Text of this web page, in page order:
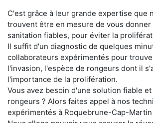
C'est grâce à leur grande expertise que
trouvent être en mesure de vous
sanitation fiables, pour éviter la
Il suffit d'un diagnostic de quelques
collaborateurs expérimentés pour
l'invasion, l'espèce de rongeurs dont il
l'importance de la prolifération.
Vous avez besoin d'une solution fiable
rongeurs ? Alors faites appel à nos
expérimentés à Roquebrune-Cap-Martin